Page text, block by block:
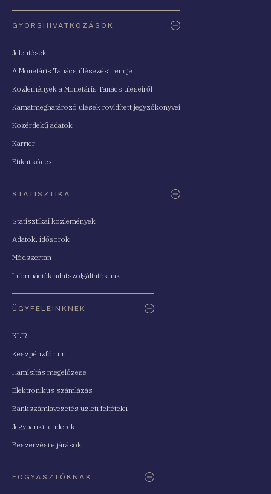
GYORSHIVATKOZÁSOK
Jelentések
A Monetáris Tanács ülésezési rendje
Közlemények a Monetáris Tanács üléseiről
Kamatmeghatározó ülések rövidített jegyzőkönyvei
Közérdekű adatok
Karrier
Etikai kódex
STATISZTIKA
Statisztikai közlemények
Adatok, idősorok
Módszertan
Információk adatszolgáltatóknak
ÜGYFELEINKNEK
KLIR
Készpénzfórum
Hamisítás megelőzése
Elektronikus számlázás
Bankszámlavezetés üzleti feltételei
Jegybanki tenderek
Beszerzési eljárások
FOGYASZTÓKNAK